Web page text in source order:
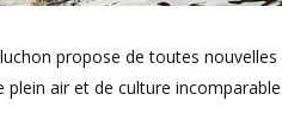
propose de toutes
plein air et de culture